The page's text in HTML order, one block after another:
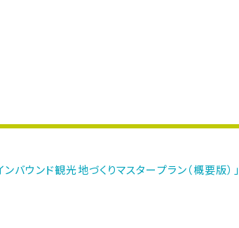
バウンド観光地づくりマスタープラン（概要版）」